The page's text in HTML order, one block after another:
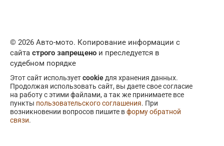
© 2026 Авто-мото. Копирование информации с
сайта строго запрещено и преследуется в
судебном порядке
Этот сайт используетcookie для хранения данных.
Продолжая использовать сайт, вы даете свое согласие
на работу с этими файлами, а так же принимаете все
пункты пользовательского соглашения. При
возникновении вопросов пишите вформу обратной
связи.